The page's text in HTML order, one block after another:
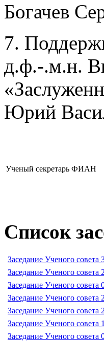
Богачев
7.
д.ф.-.м.н.
Юрий
Ученый секретарь ФИАН
Список
Заседание Ученого совета
Заседание Ученого совета
Заседание Ученого совета
Заседание Ученого совета
Заседание Ученого совета
Заседание Ученого совета
Заседание Ученого совета